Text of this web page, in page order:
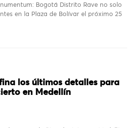
Bogotá Distrito Rave no solo
en la Plaza de Bolívar el próximo 25
los últimos detalles para
en Medellín